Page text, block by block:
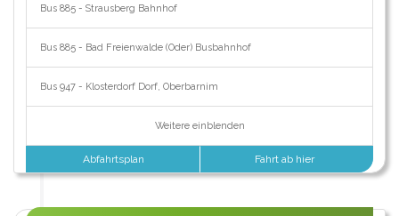
Bus 885 - Strausberg Bahnhof
Bus 885 - Bad Freienwalde (Oder) Busbahnhof
Bus 947 - Klosterdorf Dorf, Oberbarnim
Weitere einblenden
Abfahrtsplan Fahrt ab hier